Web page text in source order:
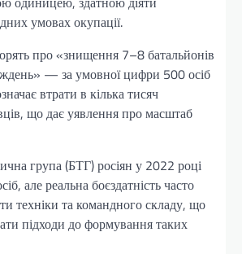
умовах окупації.
про «знищення 7–8 батальйонів
— за умовної цифри 500 осіб
втрати в кілька тисяч
що дає уявлення про масштаб
група (БТГ) росіян у 2022 році
але реальна боєздатність часто
техніки та командного складу, що
підходи до формування таких